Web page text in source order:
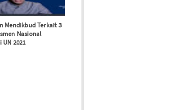
Mendikbud Terkait 3
Nasional
UN 2021